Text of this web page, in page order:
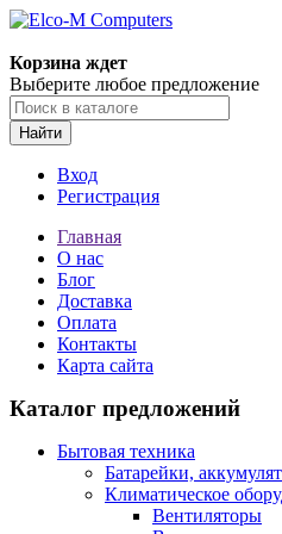
Корзина ждет
Выберите любое предложение
Найти
Вход
Регистрация
Главная
О нас
Блог
Доставка
Оплата
Контакты
Карта сайта
Каталог предложений
Бытовая техника
Батарейки,
Климатическое
Вентиляторы